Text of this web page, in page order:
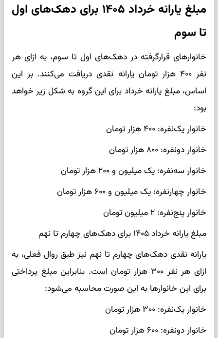
مبلغ یارانه خرداد ۱۴۰۵ برای دهک‌های اول
تا سوم
خانوارهای قرارگرفته در دهک‌های اول تا سوم، به ازای هر
نفر ۴۰۰ هزار تومان یارانه نقدی دریافت می‌کنند. بر این
اساس، مبلغ یارانه خرداد برای این گروه به شکل زیر خواهد
بود:
خانوار یک‌نفره: ۴۰۰ هزار تومان
خانوار دونفره: ۸۰۰ هزار تومان
خانوار سه‌نفره: یک میلیون و ۲۰۰ هزار تومان
خانوار چهارنفره: یک میلیون و ۶۰۰ هزار تومان
خانوار پنج‌نفره: ۲ میلیون تومان
مبلغ یارانه خرداد ۱۴۰۵ برای دهک‌های چهارم تا نهم
یارانه نقدی دهک‌های چهارم تا نهم نیز طبق روال فعلی، به
ازای هر نفر ۳۰۰ هزار تومان است. بنابراین مبلغ پرداختی
برای این خانوارها به این صورت محاسبه می‌شود:
خانوار یک‌نفره: ۳۰۰ هزار تومان
خانوار دونفره: ۶۰۰ هزار تومان